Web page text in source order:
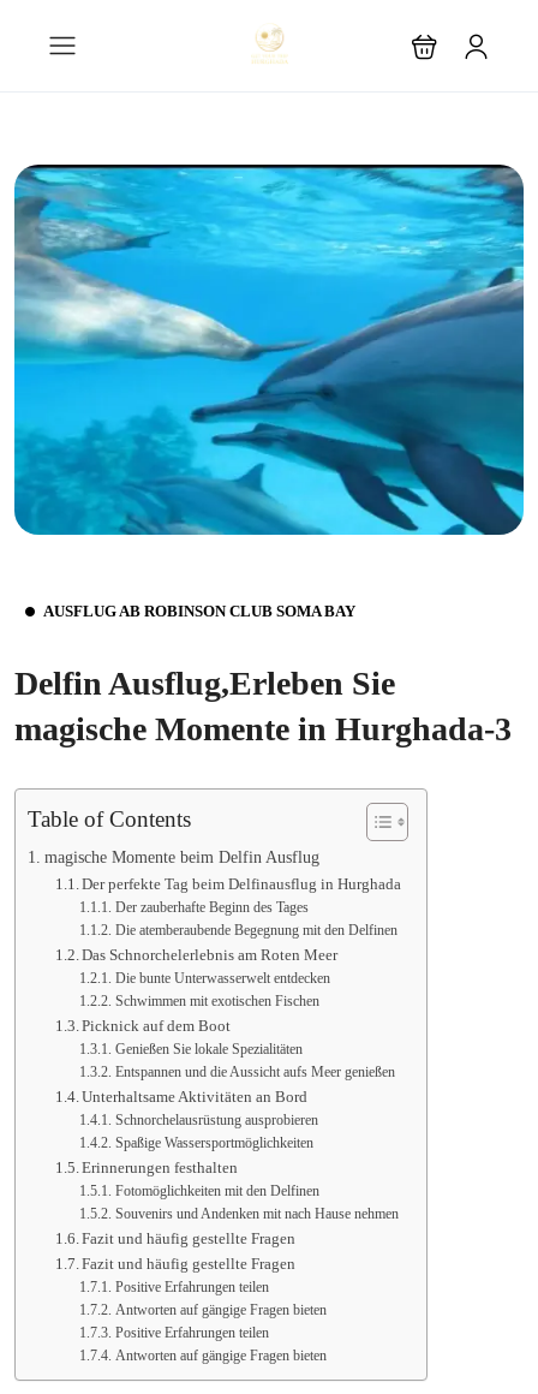
AUSFLUG AB ROBINSON CLUB SOMA BAY
Delfin Ausflug,Erleben Sie
magische Momente in Hurghada-3
Table of Contents
magische Momente beim Delfin Ausflug
Der perfekte Tag beim Delfinausflug in Hurghada
Der zauberhafte Beginn des Tages
Die atemberaubende Begegnung mit den Delfinen
Das Schnorchelerlebnis am Roten Meer
Die bunte Unterwasserwelt entdecken
Schwimmen mit exotischen Fischen
Picknick auf dem Boot
Genießen Sie lokale Spezialitäten
Entspannen und die Aussicht aufs Meer genießen
Unterhaltsame Aktivitäten an Bord
Schnorchelausrüstung ausprobieren
Spaßige Wassersportmöglichkeiten
Erinnerungen festhalten
Fotomöglichkeiten mit den Delfinen
Souvenirs und Andenken mit nach Hause nehmen
Fazit und häufig gestellte Fragen
Fazit und häufig gestellte Fragen
Positive Erfahrungen teilen
Antworten auf gängige Fragen bieten
Positive Erfahrungen teilen
Antworten auf gängige Fragen bieten